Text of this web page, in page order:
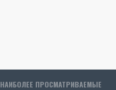
НАИБОЛЕЕ ПРОСМАТРИВАЕМЫЕ